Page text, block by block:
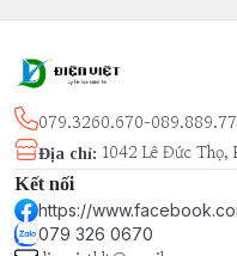
079.3260.670-
Địa chỉ: 1042 Lê Đức Thọ,
Kết nối
https://
079 326 0670